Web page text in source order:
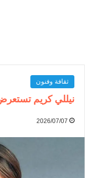
ثقافة وفنون
نيللي كريم
2026/07/07